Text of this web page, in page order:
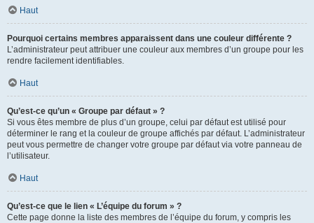
Haut
Pourquoi certains membres apparaissent dans une couleur différente ?
L’administrateur peut attribuer une couleur aux membres d’un groupe pour les
rendre facilement identifiables.
Haut
Qu’est-ce qu’un « Groupe par défaut » ?
Si vous êtes membre de plus d’un groupe, celui par défaut est utilisé pour
déterminer le rang et la couleur de groupe affichés par défaut. L’administrateur
peut vous permettre de changer votre groupe par défaut via votre panneau de
l’utilisateur.
Haut
Qu’est-ce que le lien « L’équipe du forum » ?
Cette page donne la liste des membres de l’équipe du forum, y compris les